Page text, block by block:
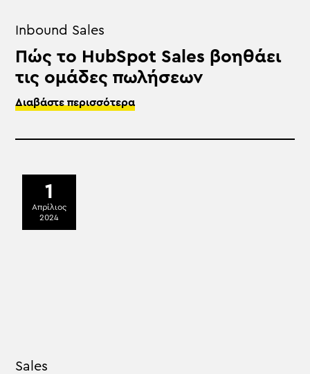
Inbound Sales
Πώς το HubSpot Sales βοηθάει
τις ομάδες πωλήσεων
Διαβάστε περισσότερα
1
Απρίλιος
2024
Sales